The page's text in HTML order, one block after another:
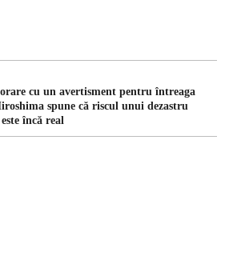
cu un avertisment pentru întreaga
spune că riscul unui dezastru
încă real